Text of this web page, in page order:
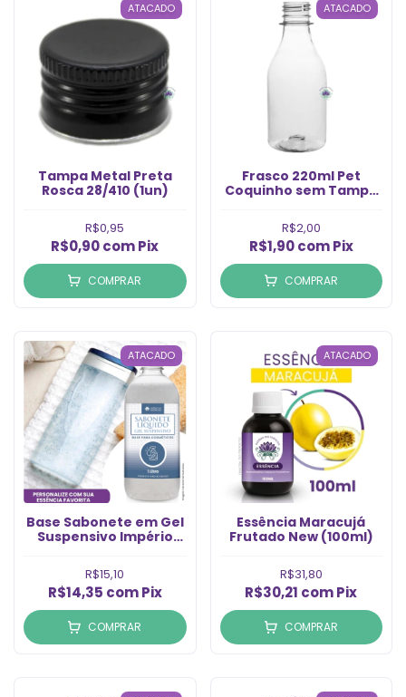
ATACADO
Tampa Metal Preta
Rosca 28/410 (1un)
R$0,95
R$0,90comPix
COMPRAR
ATACADO
Frasco 220ml Pet
Coquinho sem Tampa
R$2,00
R$1,90com Pix
COMPRAR
ATACADO
Base Sabonete em Gel
Suspensivo Império
R$15,10
R$14,35 com Pix
COMPRAR
ATACADO
Essência Maracuj
Frutado New (100ml)
R$31,80
R$30,21 comPix
COMPRAR